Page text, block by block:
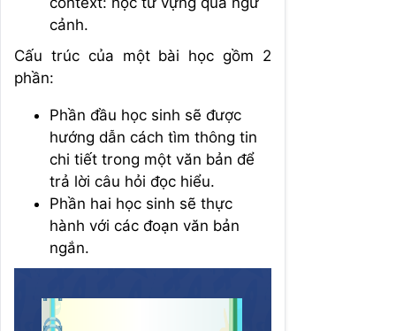
cảnh.
Cấu trúc của một bài học gồm 2
phần:
Phần đầu học sinh sẽ được
hướng dẫn cách tìm thông tin
chi tiết trong một văn bản để
trả lời câu hỏi đọc hiểu.
Phần hai học sinh sẽ thực
hành với các đoạn văn bản
ngắn.